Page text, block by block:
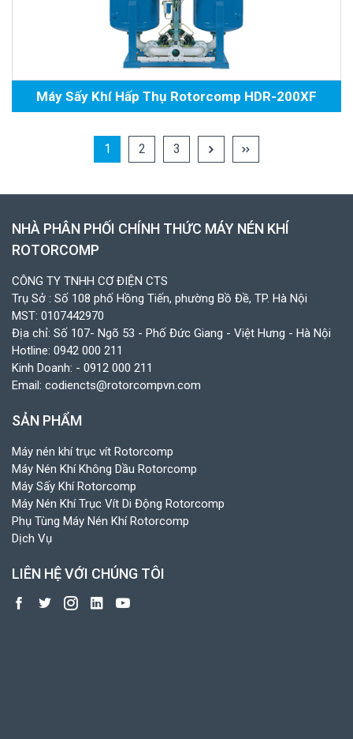
Máy Sấy Khí Hấp Thụ Rotorcomp HDR-200XF
1 2 3
NHÀ PHÂN PHỐI CHÍNH THỨC MÁY NÉN KHÍ
ROTORCOMP
CÔNG TY TNHH CƠ ĐIỆN CTS
Trụ Sở : Số 108 phố Hồng Tiến, phường Bồ Đề, TP. Hà Nội
MST: 0107442970
Địa chỉ: Số 107- Ngõ 53 - Phố Đức Giang - Việt Hưng - Hà Nội
Hotline: 0942 000 211
Kinh Doanh: - 0912 000 211
Email: codiencts@rotorcompvn.com
SẢN PHẨM
Máy nén khí trục vít Rotorcomp
Máy Nén Khí Không Dầu Rotorcomp
Máy Sấy Khí Rotorcomp
Máy Nén Khí Trục Vít Di Động Rotorcomp
Phụ Tùng Máy Nén Khí Rotorcomp
Dịch Vụ
LIÊN HỆ VỚI CHÚNG TÔI